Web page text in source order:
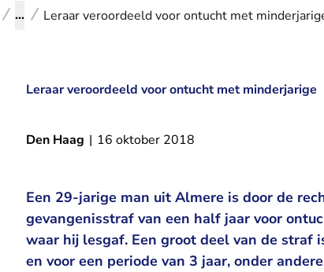
... Leraar veroordeeld voor ontucht met
Leraar veroordeeld voor ontucht met minderjarige
Den Haag | 16 oktober 2018
Een 29-jarige man uit Almere is door de
gevangenisstraf van een half jaar voor
waar hij lesgaf. Een groot deel van de
en voor een periode van 3 jaar, onder